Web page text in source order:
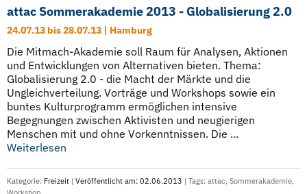
attac Sommerakademie 2013 - Globalisierung 2.0
24.07.13 bis 28.07.13 | Hamburg
Die Mitmach-Akademie soll Raum für Analysen, Aktionen
und Entwicklungen von Alternativen bieten. Thema:
Globalisierung 2.0 - die Macht der Märkte und die
Ungleichverteilung. Vorträge und Workshops sowie ein
buntes Kulturprogramm ermöglichen intensive
Begegnungen zwischen Aktivisten und neugierigen
Menschen mit und ohne Vorkenntnissen. Die ...
Weiterlesen
Kategorie: Freizeit | Veröffentlicht am: 02.06.2013 | Tags: attac, Sommerakademie,